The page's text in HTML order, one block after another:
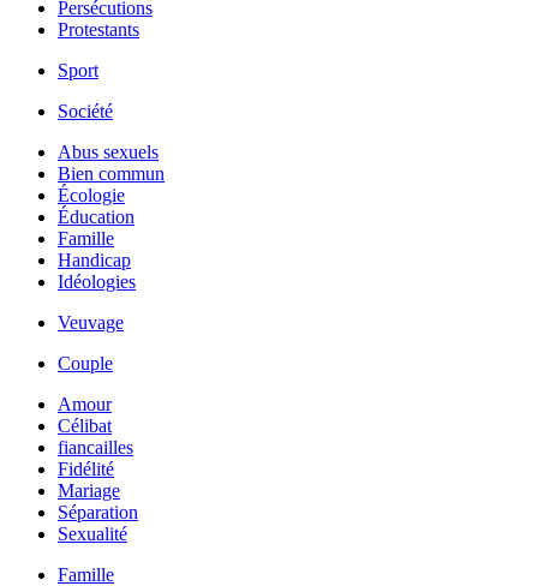
Persécutions
Protestants
Sport
Société
Abus sexuels
Bien commun
Écologie
Éducation
Famille
Handicap
Idéologies
Veuvage
Couple
Amour
Célibat
fiancailles
Fidélité
Mariage
Séparation
Sexualité
Famille